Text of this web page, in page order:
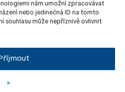
nám umožní zpracovávat
nebo jedinečná ID na tomto
souhlasu může nepříznivě ovlivnit
Příjmout
3 856 92,8